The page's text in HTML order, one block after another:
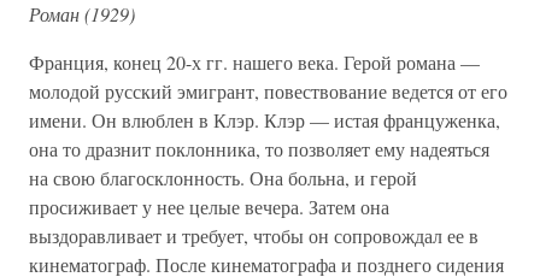
Роман (1929)
Франция, конец 20-х гг. нашего века. Герой романа —
молодой русский эмигрант, повествование ведется от его
имени. Он влюблен в Клэр. Клэр — истая француженка,
она то дразнит поклонника, то позволяет ему надеяться
на свою благосклонность. Она больна, и герой
просиживает у нее целые вечера. Затем она
выздоравливает и требует, чтобы он сопровождал ее в
кинематограф. После кинематографа и позднего сидения